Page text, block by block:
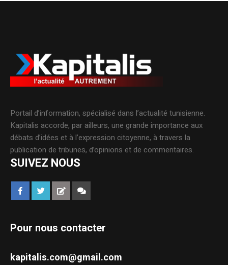
Portail d’information, spécialisé dans l’actualité tunisienne.
Kapitalis accorde, par ailleurs, une grande importance aux
débats d’idées et à l’expression citoyenne, à travers la
publication de tribunes, d’opinions et de commentaires.
SUIVEZ NOUS
Pour nous contacter
kapitalis.com@gmail.com